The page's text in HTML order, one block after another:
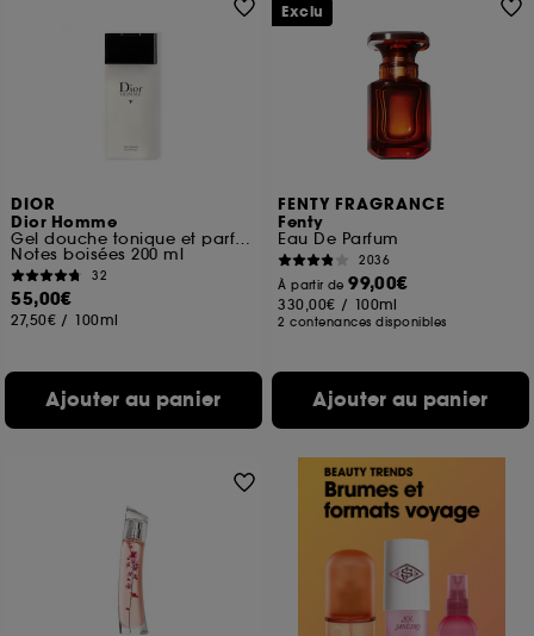
DIOR
Dior Homme
Gel douche tonique et parfumé pour homme
Notes boisées 200 ml
32
55,00€
27,50€ / 100ml
Ajouter au panier
FENTY FRAGRANCE
Fenty
Eau De Parfum
2036
À partir de99,00€
330,00€ / 100ml
2 contenances disponibles
Ajouter au panier
Exclu